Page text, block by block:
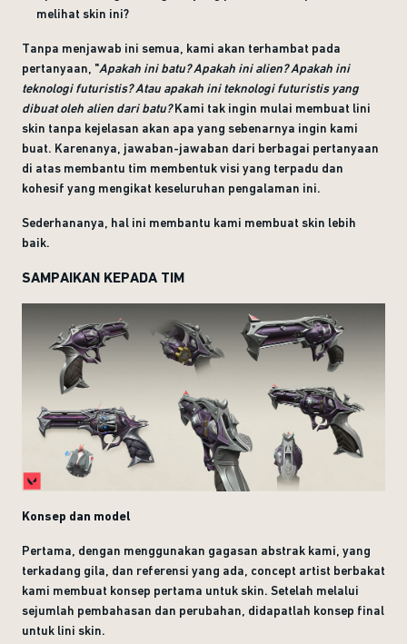
melihat skin ini?
Tanpa menjawab ini semua, kami akan terhambat pada
pertanyaan, "Apakah ini batu? Apakah ini alien? Apakah ini
teknologi futuristis? Atau apakah ini teknologi futuristis yang
dibuat oleh alien dari batu?Kami tak ingin mulai membuat lini
skin tanpa kejelasan akan apa yang sebenarnya ingin kami
buat. Karenanya, jawaban-jawaban dari berbagai pertanyaan
di atas membantu tim membentuk visi yang terpadu dan
kohesif yang mengikat keseluruhan pengalaman ini.
Sederhananya, hal ini membantu kami membuat skin lebih
baik.
SAMPAIKAN KEPADA TIM
Konsep dan model
Pertama, dengan menggunakan gagasan abstrak kami, yang
terkadang gila, dan referensi yang ada, concept artist berbakat
kami membuat konsep pertama untuk skin. Setelah melalui
sejumlah pembahasan dan perubahan, didapatlah konsep final
untuk lini skin.